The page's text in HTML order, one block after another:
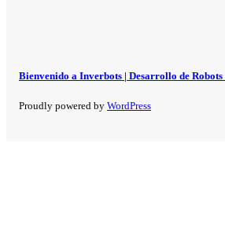
Bienvenido a Inverbots | Desarrollo de
Proudly powered by WordPress